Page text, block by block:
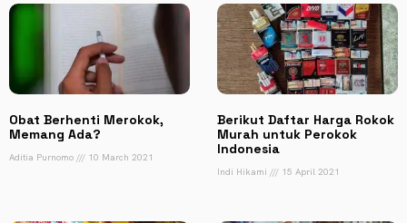
Obat Berhenti Merokok,
Memang Ada?
Aditia Purnomo 10 March 2021
Berikut Daftar Harga Rokok
Murah untuk Perokok
Indonesia
Indi Hikami 15 April 2021